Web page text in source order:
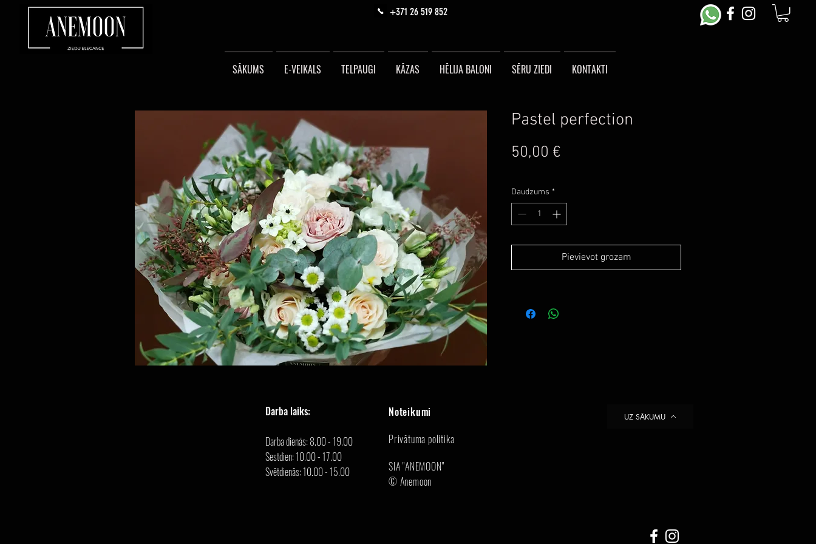
+371 26 519 852
SĀKUMS E-VEIKALS TELPAUGI KĀZAS HĒLIJA BALONI SĒRU ZIEDI KONTAKTI
Pastel perfection
50,00 €
Daudzums *
Pievievot grozam
Darba laiks:
Darba dienās: 8.00 - 19.00
Sestdien: 10.00 - 17.00
Svētdienās: 10.00 - 15.00
Noteikumi
Privātuma politika
SIA "ANEMOON"
© Anemoon
UZ SĀKUMU